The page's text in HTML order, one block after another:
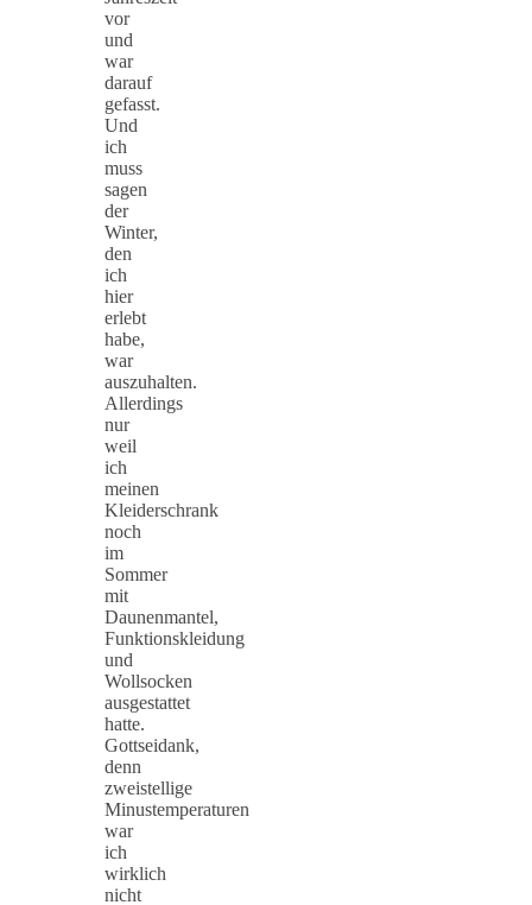
vor
und
war
darauf
gefasst.
Und
ich
muss
sagen
der
Winter,
den
ich
hier
erlebt
habe,
war
auszuhalten.
Allerdings
nur
weil
ich
meinen
Kleiderschrank
noch
im
Sommer
mit
Daunenmantel,
Funktionskleidung
und
Wollsocken
ausgestattet
hatte.
Gottseidank,
denn
zweistellige
Minustemperaturen
war
ich
wirklich
nicht